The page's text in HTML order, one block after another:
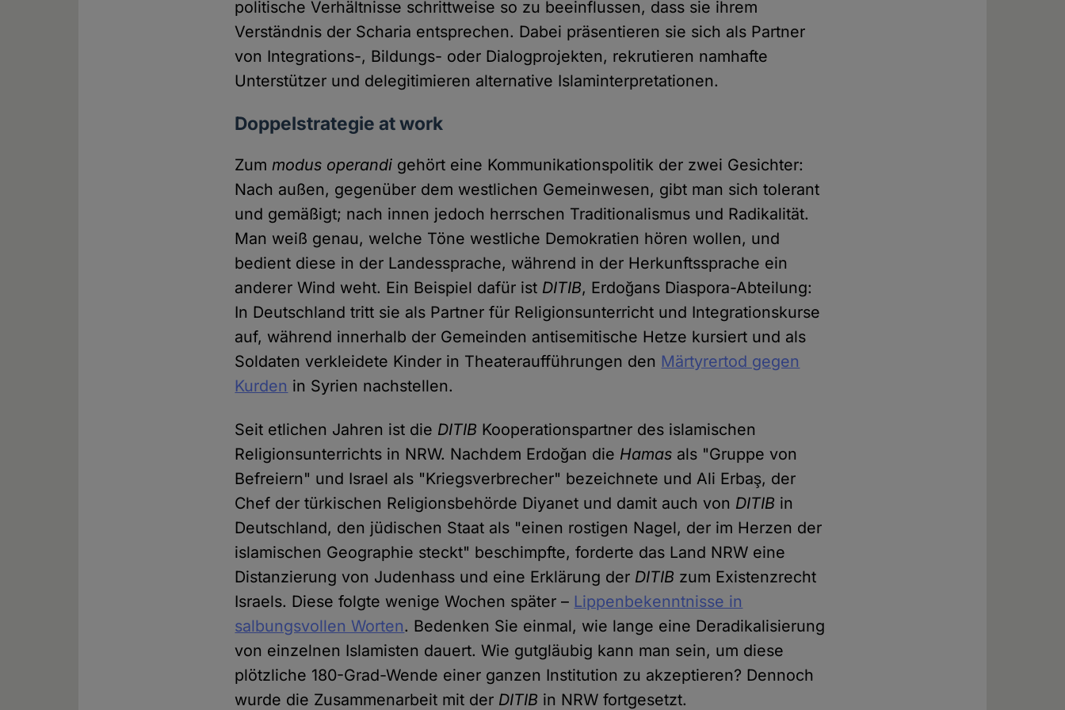
politische Verhältnisse schrittweise so zu beeinflussen, dass sie ihrem
Verständnis der Scharia entsprechen. Dabei präsentieren sie sich als Partner
von Integrations-, Bildungs- oder Dialogprojekten, rekrutieren namhafte
Unterstützer und delegitimieren alternative Islaminterpretationen.
Doppelstrategie at work
Zummodus operandi gehört eine Kommunikationspolitik der zwei Gesichter:
Nach außen, gegenüber dem westlichen Gemeinwesen, gibt man sich tolerant
und gemäßigt; nach innen jedoch herrschen Traditionalismus und Radikalität.
Man weiß genau, welche Töne westliche Demokratien hören wollen, und
bedient diese in der Landessprache, während in der Herkunftssprache ein
anderer Wind weht. Ein Beispiel dafür ist DITIB, Erdoğans Diaspora-Abteilung:
In Deutschland tritt sie als Partner für Religionsunterricht und Integrationskurse
auf, während innerhalb der Gemeinden antisemitische Hetze kursiert und als
Soldaten verkleidete Kinder in Theateraufführungen den Märtyrertod gegen
Kurden in Syrien nachstellen.
Seit etlichen Jahren ist die DITIB Kooperationspartner des islamischen
Religionsunterrichts in NRW. Nachdem Erdoğan die Hamas als "Gruppe von
Befreiern" und Israel als "Kriegsverbrecher" bezeichnete und Ali Erbaş, der
Chef der türkischen Religionsbehörde Diyanet und damit auch von DITIB in
Deutschland, den jüdischen Staat als "einen rostigen Nagel, der im Herzen der
islamischen Geographie steckt" beschimpfte, forderte das Land NRW eine
Distanzierung von Judenhass und eine Erklärung der DITIB zum Existenzrecht
Israels. Diese folgte wenige Wochen später – Lippenbekenntnisse in
salbungsvollen Worten. Bedenken Sie einmal, wie lange eine Deradikalisierung
von einzelnen Islamisten dauert. Wie gutgläubig kann man sein, um diese
plötzliche 180-Grad-Wende einer ganzen Institution zu akzeptieren? Dennoch
wurde die Zusammenarbeit mit der DITIB in NRW fortgesetzt.